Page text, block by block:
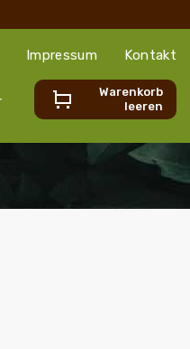
Impressum Kontakt
Warenkorb
leeren